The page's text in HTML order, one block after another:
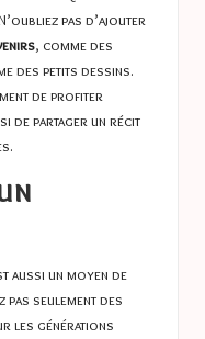
pas d’ajouter
, comme des
des petits dessins.
de profiter
de partager un récit
aussi un moyen de
pas seulement des
les générations